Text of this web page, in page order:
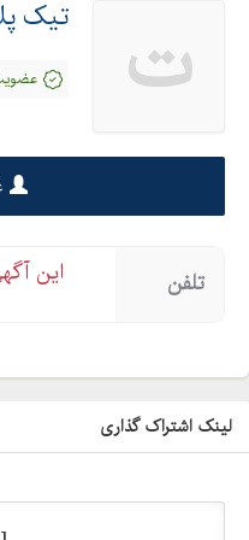
آدرس شرکت :
کرج - هفت جوی - شهرک
ت تیک
تلفن این
لینک اشتراک گذاری